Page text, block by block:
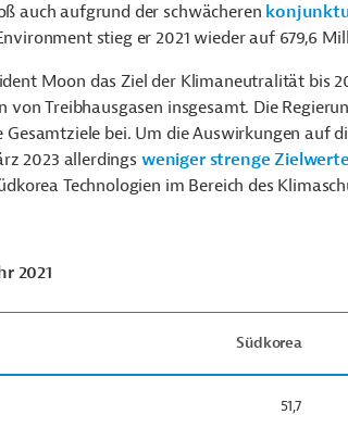
auch aufgrund der schwächeren
stieg er 2021 wieder auf 679,6
Moon das Ziel der Klimaneutralität bis
von Treibhausgasen insgesamt. Die
Gesamtziele bei. Um die Auswirkungen auf
2023 allerdings weniger strenge
Technologien im Bereich des
2021
Südkorea
51,7